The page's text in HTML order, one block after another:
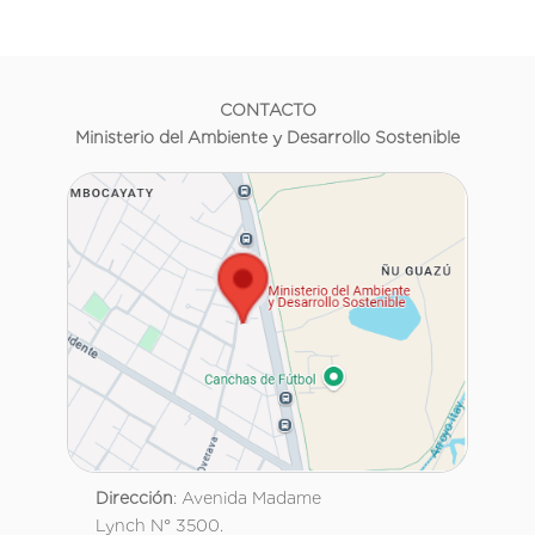
CONTACTO
Ministerio del Ambiente y Desarrollo Sostenible
Dirección: Avenida Madame
Lynch N° 3500.